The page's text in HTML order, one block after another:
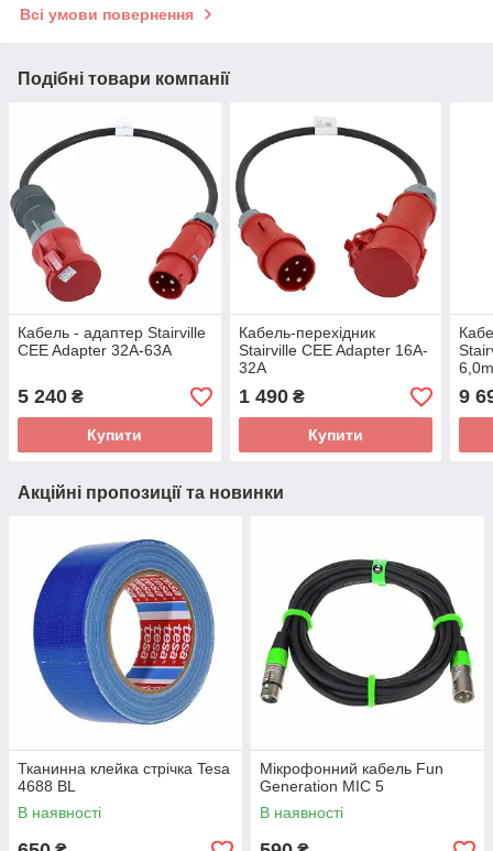
Всі умови повернення
Подібні товари компанії
Кабель - адаптер Stairville
CEE Adapter 32A-63A
5 240 ₴
Купити
Кабель-перехідник
Stairville CEE Adapter 16A-
32A
1 490₴
Купити
9
Акційні пропозиції та новинки
Тканинна клейка стрічка Tesa
4688 BL
В наявності
Мікрофонний кабель Fun
Generation MIC 5
В наявності